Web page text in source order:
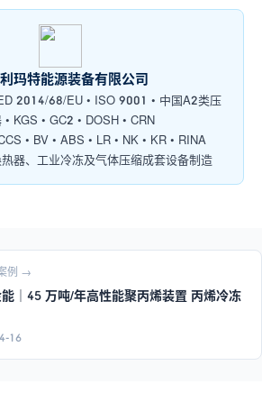
玛特能源装备有限公司
2014/68/EU • ISO 9001 • 中国A2类压
• KGS • GC2 • DOSH • CRN
• BV • ABS • LR • NK • KR • RINA
器、工业冷冻及气体压缩成套设备制造
例 →
｜45 万吨/年高性能聚丙烯装置 丙烯冷冻
16